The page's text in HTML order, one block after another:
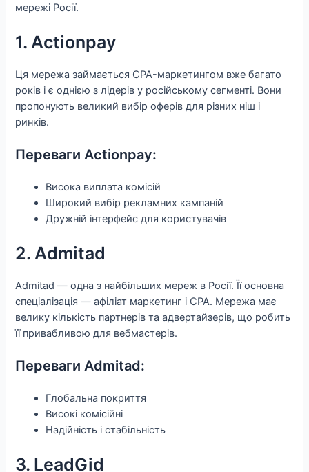
мережі Росії.
1. Actionpay
Ця мережа займається CPA-маркетингом вже багато
років і є однією з лідерів у російському сегменті. Вони
пропонують великий вибір оферів для різних ніш і
ринків.
Переваги Actionpay:
Висока виплата комісій
Широкий вибір рекламних кампаній
Дружній інтерфейс для користувачів
2. Admitad
Admitad — одна з найбільших мереж в Росії. Її основна
спеціалізація — афіліат маркетинг і CPA. Мережа має
велику кількість партнерів та адвертайзерів, що робить
її привабливою для вебмастерів.
Переваги Admitad:
Глобальна покриття
Високі комісійні
Надійність і стабільність
3. LeadGid